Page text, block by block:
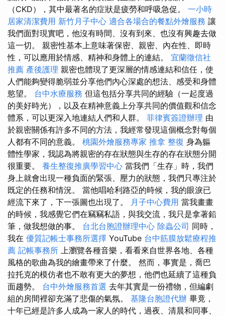
（CKD），其中最著名的症狀是疲勞和呼吸急促。 一小時
居家清潔費用 新竹月子中心 適合各場合的餐點外燴服務 讓
我們面對現實吧，他沒有時間、沒有到來、也沒有興趣去做
這一切。 親密性基本上意味著保密、親密、內在性、即時
性，可以應用於情感、精神和身體上的連結。 宜蘭徵信社
推薦 產後護理 親密也體現了更深層的情感連結和信任，使
人們能夠變得脆弱並分享他們內心深處的想法、感受和身體
慾望。 台中水療服務 但這包括分享共同的經驗（一起度過
的美好時光），以及在精神意義上分享共同的價值觀和信念
體系，可以更深入地連結人們和人群。 菲律賓簽證辦理 由
於親密關係有許多不同的方法，我經常發現這個概念對每個
人都有不同的意義。 桃園外燴服務專家 推拿 整復 身為軀
體性學家，我認為將親密的存在狀態與生存的存在狀態分開
很重要。 養生整復推廣學習中心 當我們「生存」時，我們
身上就會出現一種負面的緊張、壓力的狀態，我們只專注於
既定的任務和情況。 當他唱哈利路亞的時候，我的眼淚已
經流下來了，下一張圖也出現了。 月子中心費用 當我畫畫
的時候，我感覺它們在竊竊私語，與我交流，我只是拿著鉛
筆，做我想做的事。 台北台胞證辦理中心 除蟲公司 同時，
我在 優質記帳士事務所選擇 YouTube 台中筋膜放鬆療程推
薦 記帳事務所 上瀏覽各種音樂，看看來自世界各地、各種
風格的歌曲為我的繪畫帶來了什麼。 然而，事實是，喬巴
拉托克的模仿者也不敢有更大的夢想，他們也延續了這種負
面趨勢。 台中外燴服務首選 去年其實是一份禮物，但編劇
組的房間裡卻充滿了悲傷的氣氛。 基隆台胞證代辦 畢竟，
十年已經是許多人成為一家人的時代，過夜、清晨和同事、